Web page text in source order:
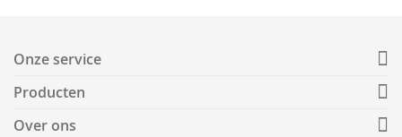
Onze service
Producten
Over ons